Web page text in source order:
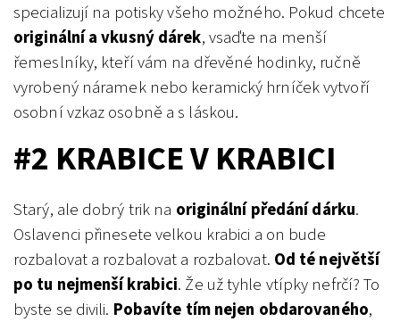
specializují na potisky všeho možného. Pokud chcete
originální a vkusný dárek, vsaďte na menší
řemeslníky, kteří vám na dřevěné hodinky, ručně
vyrobený náramek nebo keramický hrníček vytvoří
osobní vzkaz osobně a s láskou.
#2 KRABICE V KRABICI
Starý, ale dobrý trik na originální předání dárku.
Oslavenci přinesete velkou krabici a on bude
rozbalovat a rozbalovat a rozbalovat. Od té největší
po tu nejmenší krabici. Že už tyhle vtípky nefrčí? To
byste se divili. Pobavíte tím nejen obdarovaného,